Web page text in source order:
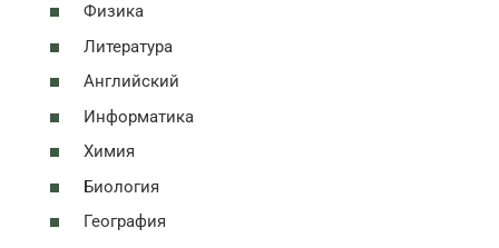
Физика
Литература
Английский
Информатика
Химия
Биология
География